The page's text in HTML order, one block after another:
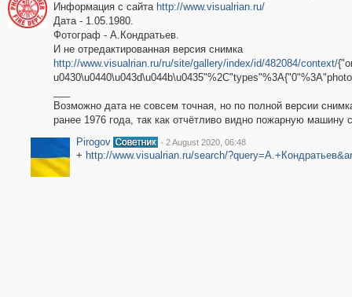
Информация с сайта http://www.visualrian.ru/
Дата - 1.05.1980.
Фотограф - А.Кондратьев.
И не отредактированная версия снимка
http://www.visualrian.ru/ru/site/gallery/index/id/482084/context/
Возможно дата не совсем точная, но по полной версии
ранее 1976 года, так как отчётливо видно пожарную машину
Pirogov
· 2 August 2020, 06:48
+ http://www.visualrian.ru/search/